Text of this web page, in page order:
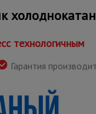
технологичным
Гарантия